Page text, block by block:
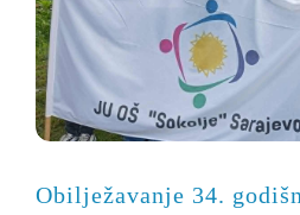
Obilježavanje 34.